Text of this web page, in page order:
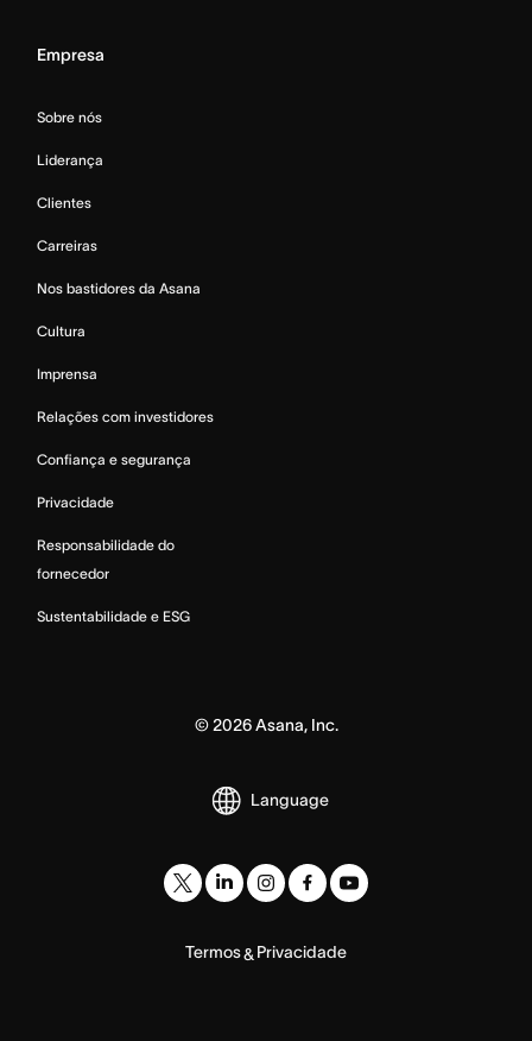
Empresa
Sobre nós
Liderança
Clientes
Carreiras
Nos bastidores da Asana
Cultura
Imprensa
Relações com investidores
Confiança e segurança
Privacidade
Responsabilidade do
fornecedor
Sustentabilidade e ESG
© 2026Asana, Inc.
Language
Termos& Privacidade